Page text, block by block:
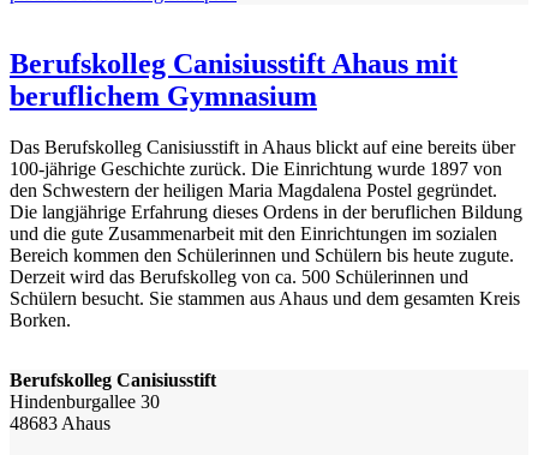
Berufskolleg Canisiusstift Ahaus mit
beruflichem Gymnasium
Das Berufskolleg Canisiusstift in Ahaus blickt auf eine bereits über
100-jährige Geschichte zurück. Die Einrichtung wurde 1897 von
den Schwestern der heiligen Maria Magdalena Postel gegründet.
Die langjährige Erfahrung dieses Ordens in der beruflichen Bildung
und die gute Zusammenarbeit mit den Einrichtungen im sozialen
Bereich kommen den Schülerinnen und Schülern bis heute zugute.
Derzeit wird das Berufskolleg von ca. 500 Schülerinnen und
Schülern besucht. Sie stammen aus Ahaus und dem gesamten Kreis
Borken.
Berufskolleg Canisiusstift
Hindenburgallee 30
48683 Ahaus